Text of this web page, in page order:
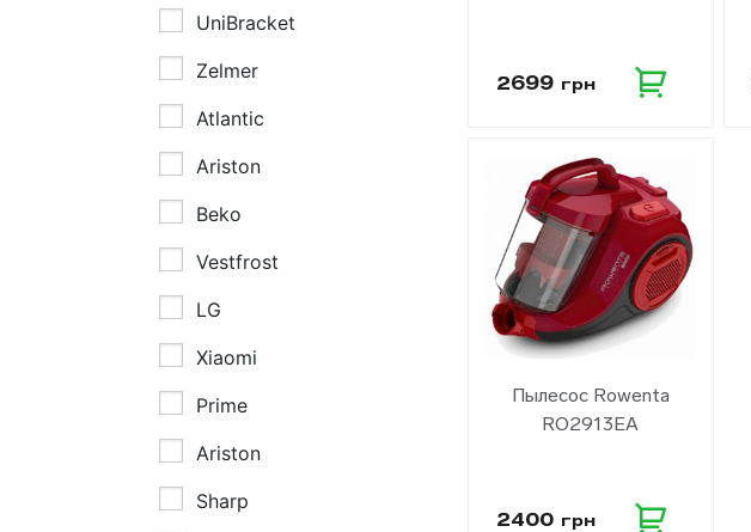
UniBracket
Zelmer
Atlantic
Ariston
Beko
Vestfrost
LG
Xiaomi
Prime
Ariston
Sharp
2699 грн
Пылесос Rowenta
RO2913EA
2400 грн